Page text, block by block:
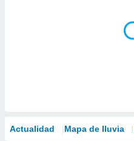
Actualidad Mapa de lluvia